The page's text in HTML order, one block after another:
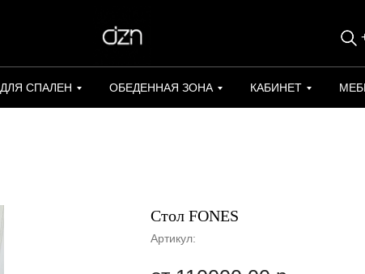
ДЛЯ СПАЛЕН ОБЕДЕННАЯ ЗОНА КАБИНЕТ
Стол FONES
Артикул: